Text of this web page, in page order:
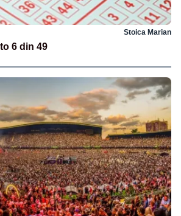
Stoica Marian
6 din 49